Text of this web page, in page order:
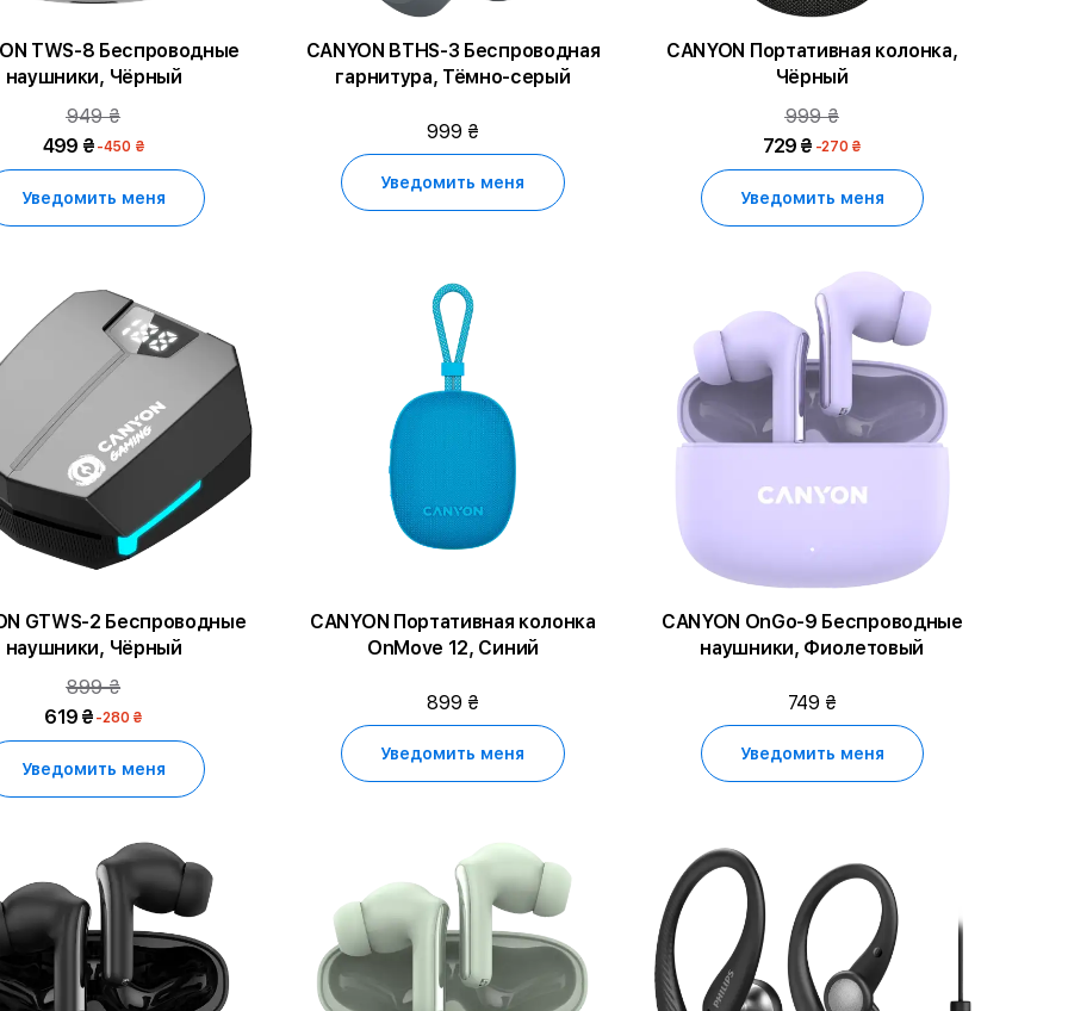
TWS-8 Беспроводные
наушники, Чёрный
949 ₴
499 ₴ -450 ₴
Уведомить меня
CANYON BTHS-3 Беспроводная
гарнитура, Тёмно-серый
999 ₴
Уведомить меня
CANYON Портативная колонка,
Чёрный
999 ₴
729 ₴ -270 ₴
Уведомить меня
GTWS-2 Беспроводные
наушники, Чёрный
899 ₴
619 ₴ -280 ₴
Уведомить меня
CANYON Портативная колонка
OnMove 12, Синий
899 ₴
Уведомить меня
CANYON OnGo-9 Беспроводные
наушники, Фиолетовый
749 ₴
Уведомить меня